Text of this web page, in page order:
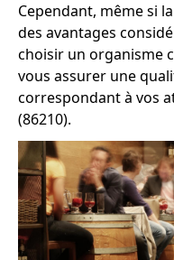
Cependant, même si
des avantages
choisir un organisme
vous assurer une
correspondant à vos
(86210).